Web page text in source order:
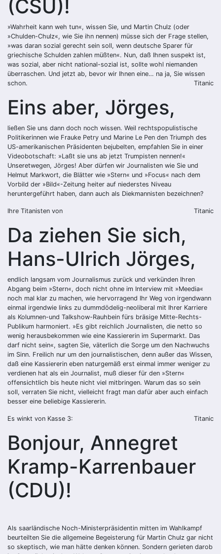
(CSU)!
»Wahrheit kann weh tun«, wissen Sie, und Martin Chulz (oder
»Chulden-Chulz«, wie Sie ihn nennen) müsse sich der Frage stellen,
»was daran sozial gerecht sein soll, wenn deutsche Sparer für
griechische Schulden zahlen müßten«. Nun, daß Ihnen suspekt ist,
was sozial, aber nicht national-sozial ist, sollte wohl niemanden
überraschen. Und jetzt ab, bevor wir Ihnen eine… na ja, Sie wissen
schon.
Titanic
Eins aber, Jörges,
ließen Sie uns dann doch noch wissen. Weil rechtspopulistische
Politikerinnen wie Frauke Petry und Marine Le Pen den Triumph des
US-amerikanischen Präsidenten bejubelten, empfahlen Sie in einer
Videobotschaft: »Laßt sie uns ab jetzt Trumpisten nennen!«
Unseretwegen, Jörges! Aber dürfen wir Journalisten wie Sie und
Helmut Markwort, die Blätter wie »Stern« und »Focus« nach dem
Vorbild der »Bild«-Zeitung heiter auf niederstes Niveau
heruntergeführt haben, dann auch als Diekmannisten bezeichnen?
Ihre Titanisten von Titanic
Da ziehen Sie sich,
Hans-Ulrich Jörges,
endlich langsam vom Journalismus zurück und verkünden Ihren
Abgang beim »Stern«, doch nicht ohne im Interview mit »Meedia«
noch mal klar zu machen, wie hervorragend Ihr Weg von irgendwann
einmal irgendwie links zu dummdödelig-neoliberal mit Ihrer Karriere
als Kolumnen-und Talkshow-Rauhbein fürs bräsige Mitte-Rechts-
Publikum harmoniert. »Es gibt reichlich Journalisten, die netto so
wenig herausbekommen wie eine Kassiererin im Supermarkt. Das
darf nicht sein«, sagten Sie, väterlich die Sorge um den Nachwuchs
im Sinn. Freilich nur um den journalistischen, denn außer das Wissen,
daß eine Kassiererin eben naturgemäß erst einmal immer weniger zu
verdienen hat als ein Journalist, muß dieser für den »Stern«
offensichtlich bis heute nicht viel mitbringen. Warum das so sein
soll, verraten Sie nicht, vielleicht fragt man dafür aber auch einfach
besser eine beliebige Kassiererin.
Es winkt von Kasse 3: Titanic
Bonjour, Annegret
Kramp-Karrenbauer
(CDU)!
Als saarländische Noch-Ministerpräsidentin mitten im Wahlkampf
beurteilten Sie die allgemeine Begeisterung für Martin Chulz gar nicht
so skeptisch, wie man hätte denken können. Sondern gerieten darob